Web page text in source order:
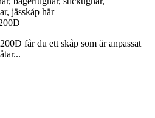
får du ett skåp som är anpassat